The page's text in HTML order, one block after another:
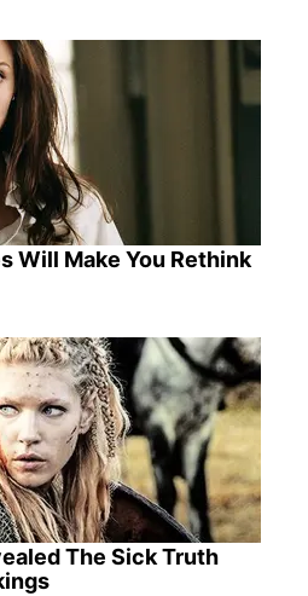
Will Make You Rethink
The Sick Truth